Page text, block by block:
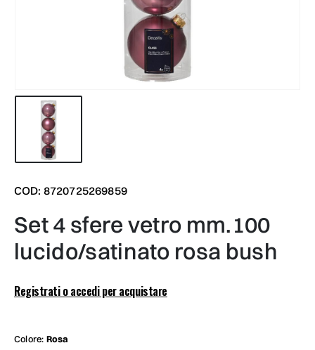
COD: 8720725269859
set 4 sfere vetro mm.100
lucido/satinato rosa bush
Registrati o accedi per acquistare
Colore: Rosa